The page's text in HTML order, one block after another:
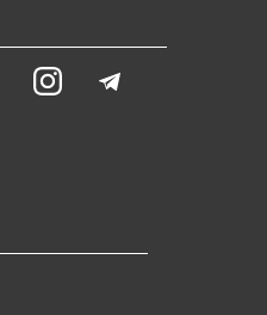
YoutubeInstagram